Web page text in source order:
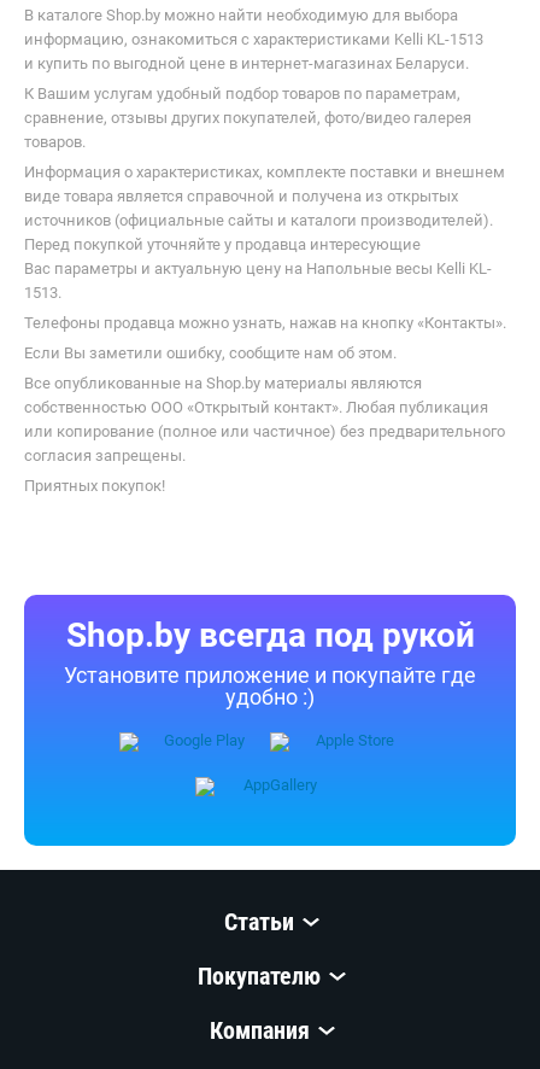
В каталоге Shop.by можно найти необходимую для выбора
информацию, ознакомиться с характеристиками Kelli KL-1513
и купить по выгодной цене в интернет-магазинах Беларуси.
К Вашим услугам удобный подбор товаров по параметрам,
сравнение, отзывы других покупателей, фото/видео галерея
товаров.
Информация о характеристиках, комплекте поставки и внешнем
виде товара является справочной и получена из открытых
источников (официальные сайты и каталоги производителей).
Перед покупкой уточняйте у продавца интересующие
Вас параметры и актуальную цену на Напольные весы Kelli KL-
1513.
Телефоны продавца можно узнать, нажав на кнопку «Контакты».
Если Вы заметили ошибку, сообщите нам об этом.
Все опубликованные на Shop.by материалы являются
собственностью ООО «Открытый контакт». Любая публикация
или копирование (полное или частичное) без предварительного
согласия запрещены.
Приятных покупок!
Shop.by всегда под рукой
Установите приложение и покупайте где
удобно :)
Статьи
Покупателю
Компания